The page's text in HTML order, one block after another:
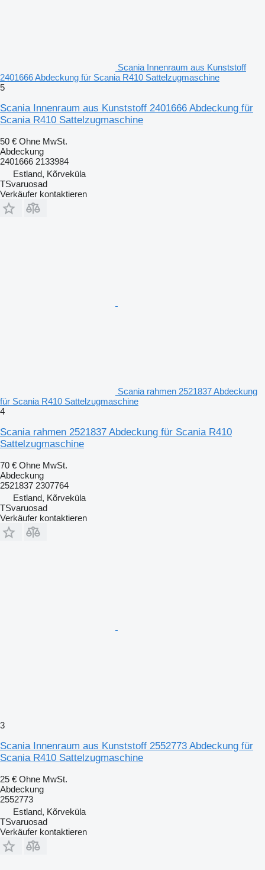
Scania Innenraum aus Kunststoff
2401666 Abdeckung für Scania R410 Sattelzugmaschine
5
Scania Innenraum aus Kunststoff 2401666 Abdeckung für
Scania R410 Sattelzugmaschine
50 € Ohne MwSt.
Abdeckung
2401666 2133984
Estland, Kõrveküla
TSvaruosad
Verkäufer kontaktieren
Scania rahmen 2521837 Abdeckung
für Scania R410 Sattelzugmaschine
4
Scania rahmen 2521837 Abdeckung für Scania R410
Sattelzugmaschine
70 € Ohne MwSt.
Abdeckung
2521837 2307764
Estland, Kõrveküla
TSvaruosad
Verkäufer kontaktieren
3
Scania Innenraum aus Kunststoff 2552773 Abdeckung für
Scania R410 Sattelzugmaschine
25 € Ohne MwSt.
Abdeckung
2552773
Estland, Kõrveküla
TSvaruosad
Verkäufer kontaktieren